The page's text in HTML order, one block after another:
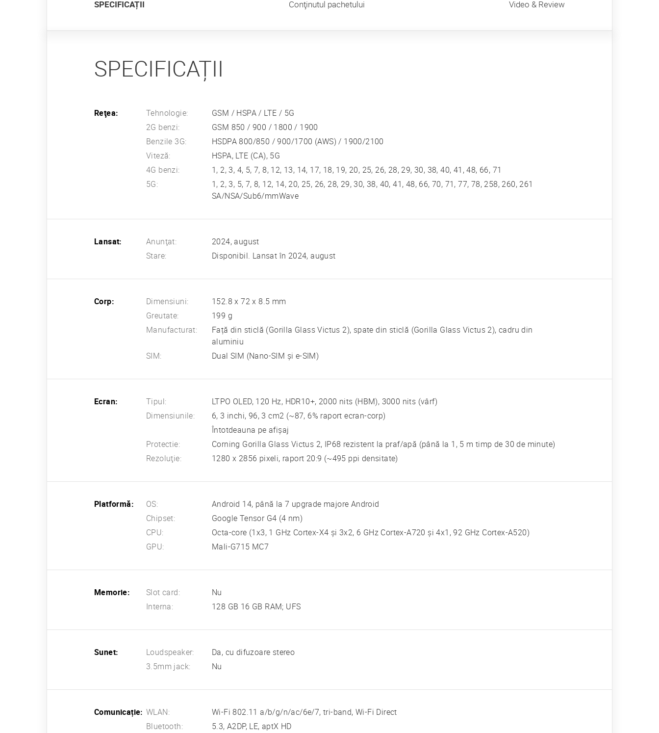
SPECIFICAȚII Conţinutul pachetului Video & Review
SPECIFICAȚII
Reţea: Tehnologie:
GSM / HSPA / LTE / 5G
2G benzi:
GSM 850 / 900 / 1800 / 1900
Benzile 3G:
HSDPA 800/850 / 900/1700 (AWS) / 1900/2100
Viteză:
HSPA, LTE (CA), 5G
4G benzi:
1, 2, 3, 4, 5, 7, 8, 12, 13, 14, 17, 18, 19, 20, 25, 26, 28, 29, 30, 38, 40, 41, 48, 66, 71
5G:
1, 2, 3, 5, 7, 8, 12, 14, 20, 25, 26, 28, 29, 30, 38, 40, 41, 48, 66, 70, 71, 77, 78, 258, 260, 261
SA/NSA/Sub6/mmWave
Lansat: Anunţat:
2024, august
Stare:
Disponibil. Lansat în 2024, august
Corp: Dimensiuni:
152.8 x 72 x 8.5 mm
Greutate:
199 g
Manufacturat:
Față din sticlă (Gorilla Glass Victus 2), spate din sticlă (Gorilla Glass Victus 2), cadru din
aluminiu
SIM:
Dual SIM (Nano-SIM și e-SIM)
Ecran: Tipul:
LTPO OLED, 120 Hz, HDR10+, 2000 nits (HBM), 3000 nits (vârf)
Dimensiunile:
6, 3 inchi, 96, 3 cm2 (~87, 6% raport ecran-corp)
Întotdeauna pe afișaj
Protectie:
Corning Gorilla Glass Victus 2, IP68 rezistent la praf/apă (până la 1, 5 m timp de 30 de minute)
Rezoluţie:
1280 x 2856 pixeli, raport 20:9 (~495 ppi densitate)
Platformă: OS:
Android 14, până la 7 upgrade majore Android
Chipset:
Google Tensor G4 (4 nm)
CPU:
Octa-core (1x3, 1 GHz Cortex-X4 și 3x2, 6 GHz Cortex-A720 și 4x1, 92 GHz Cortex-A520)
GPU:
Mali-G715 MC7
Memorie: Slot card:
Nu
Interna:
128 GB 16 GB RAM; UFS
Sunet: Loudspeaker:
Da, cu difuzoare stereo
3.5mm jack:
Nu
Comunicație: WLAN:
Wi-Fi 802.11 a/b/g/n/ac/6e/7, tri-band, Wi-Fi Direct
Bluetooth:
5.3, A2DP, LE, aptX HD